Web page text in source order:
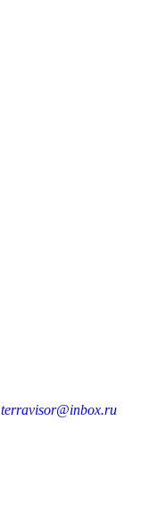
terravisor@inbox.ru